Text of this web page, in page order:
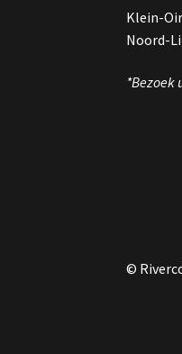
Klein-
Noord-
*Bezoek
©